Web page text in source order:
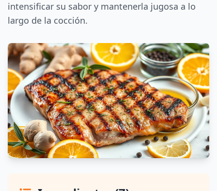
intensificar su sabor y mantenerla jugosa a lo
largo de la cocción.